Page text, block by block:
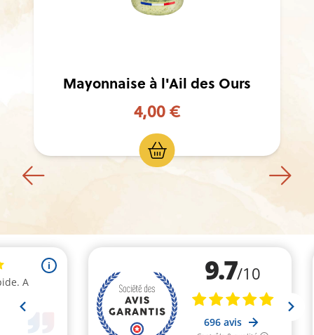
Mayonnaise à l'Ail des Ours
4,00 €